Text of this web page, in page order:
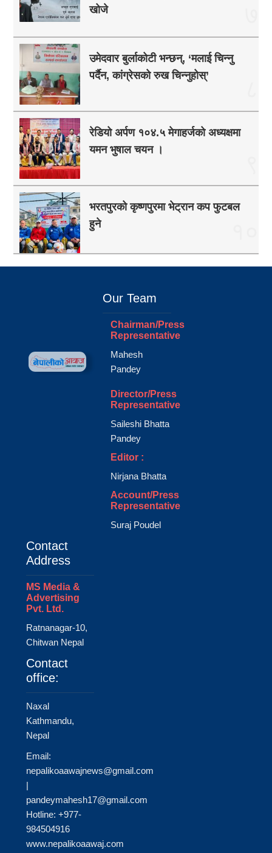
खोजे
उमेदवार बुर्लाकोटी भन्छन्, ‘मलाई चिन्नु
पर्दैन, कांग्रेसको रुख चिन्नुहोस्’
रेडियो अर्पण १०४.५ मेगाहर्जको अध्यक्षमा
यमन भुषाल चयन ।
भरतपुरको कृष्णपुरमा भेट्रान कप फुटबल
हुने
Our Team
Chairman/Press
Representative
Mahesh
Pandey
Director/Press
Representative
Saileshi Bhatta
Pandey
Editor :
Nirjana Bhatta
Account/Press
Representative
Suraj Poudel
Contact
Address
MS Media &
Advertising
Pvt. Ltd.
Ratnanagar-10,
Chitwan Nepal
Contact
office:
Naxal
Kathmandu,
Nepal
Email:
nepalikoaawajnews@gmail.com
|
pandeymahesh17@gmail.com
Hotline: +977-
984504916
www.nepalikoaawaj.com